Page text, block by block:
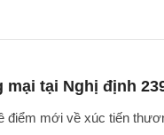
tại Nghị định
điểm mới về xúc tiến